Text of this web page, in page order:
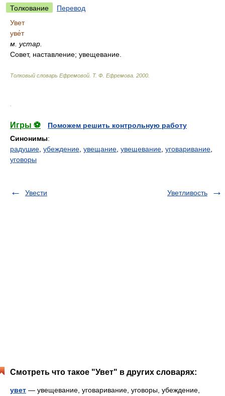
Толкование
Перевод
Увет
уве́т
м. устар.
Совет, наставление; увещевание.
Толковый словарь Ефремовой Т. Ф. Ефремова. 2000
Игры ⚽
Поможем решить контрольную работу
Синонимы:
радушие убеждение увещание увещевание уговаривание
уговоры
Увести Уветливость
Смотреть что такое "Увет" в других словарях:
увет — увещевание, уговаривание, уговоры, убеждение,